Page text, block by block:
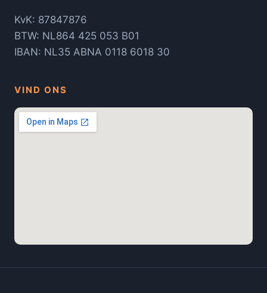
KvK: 87847876
BTW: NL864 425 053 B01
IBAN: NL35 ABNA 0118 6018 30
VIND ONS